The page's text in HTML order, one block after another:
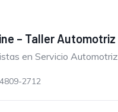
– Taller Automotriz
en Servicio Automotriz
2712